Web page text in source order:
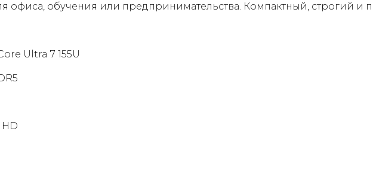
офиса, обучения или предпринимательства. Компактный, строгий и
Ultra 7 155U
HD